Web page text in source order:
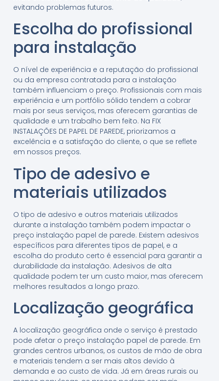
evitando problemas futuros.
Escolha do profissional
para instalação
O nível de experiência e a reputação do profissional
ou da empresa contratada para a instalação
também influenciam o preço. Profissionais com mais
experiência e um portfólio sólido tendem a cobrar
mais por seus serviços, mas oferecem garantias de
qualidade e um trabalho bem feito. Na FIX
INSTALAÇÕES DE PAPEL DE PAREDE, priorizamos a
excelência e a satisfação do cliente, o que se reflete
em nossos preços.
Tipo de adesivo e
materiais utilizados
O tipo de adesivo e outros materiais utilizados
durante a instalação também podem impactar o
preço instalação papel de parede. Existem adesivos
específicos para diferentes tipos de papel, e a
escolha do produto certo é essencial para garantir a
durabilidade da instalação. Adesivos de alta
qualidade podem ter um custo maior, mas oferecem
melhores resultados a longo prazo.
Localização geográfica
A localização geográfica onde o serviço é prestado
pode afetar o preço instalação papel de parede. Em
grandes centros urbanos, os custos de mão de obra
e materiais tendem a ser mais altos devido à
demanda e ao custo de vida. Já em áreas rurais ou